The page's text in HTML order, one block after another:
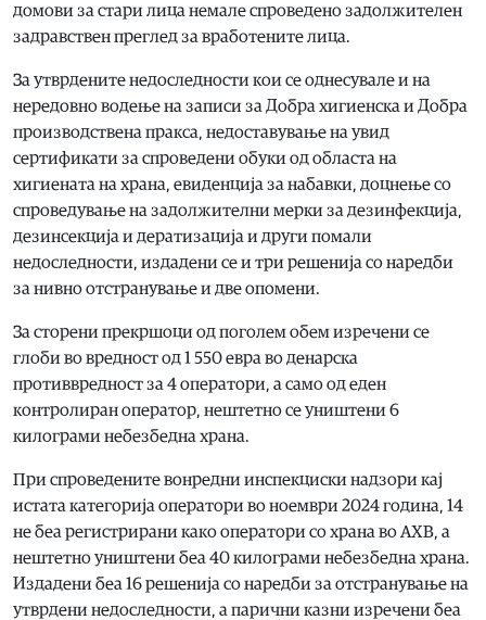
домови за стари лица немале спроведено задолжителен
задравствен преглед за вработените лица.
За утврдените недоследности кои се однесувале и на
нередовно водење на записи за Добра хигиенска и Добра
производствена пракса, недоставување на увид
сертификати за спроведени обуки од областа на
хигиената на храна, евиденција за набавки, доцнење со
спроведување на задолжителни мерки за дезинфекција,
дезинсекција и дератизација и други помали
недоследности, издадени се и три решенија со наредби
за нивно отстранување и две опомени.
За сторени прекршоци од поголем обем изречени се
глоби во вредност од 1 550 евра во денарска
противвредност за 4 оператори, а само од еден
контролиран оператор, нештетно се уништени 6
килограми небезбедна храна.
При спроведените вонредни инспекциски надзори кај
истата категорија оператори во ноември 2024 година, 14
не беа регистрирани како оператори со храна во АХВ, а
нештетно уништени беа 40 килограми небезбедна храна.
Издадени беа 16 решенија со наредби за отстранување на
утврдени недоследности, а парични казни изречени беа